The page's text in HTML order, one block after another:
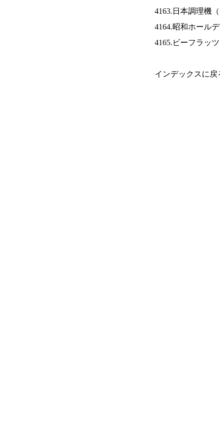
4163.日本調理機（
4164.昭和ホール
4165.ビーフラッ
インデックスに戻